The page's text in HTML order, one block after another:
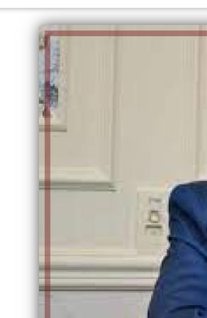
إلهام شرشر تكتب: دي مبقتش كورة..
دي سياسة